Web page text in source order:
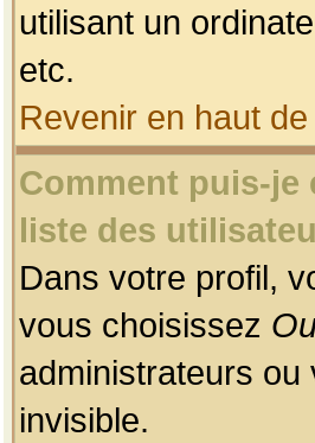
utilisant un
etc.
Revenir en haut
Comment puis-je
liste des
Dans votre profil,
vous choisissez
administrateurs
invisible.